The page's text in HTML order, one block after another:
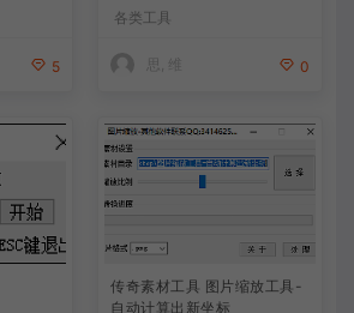
5
各类工具
思, 维 0
传奇素材工具 图片缩放工具-
自动计算出新坐标